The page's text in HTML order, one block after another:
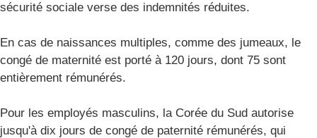
sécurité sociale verse des indemnités réduites.
En cas de naissances multiples, comme des jumeaux, le
congé de maternité est porté à 120 jours, dont 75 sont
entièrement rémunérés.
Pour les employés masculins, la Corée du Sud autorise
jusqu'à dix jours de congé de paternité rémunérés, qui